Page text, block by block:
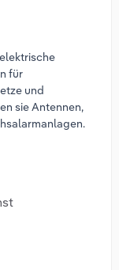
für
und
sie Antennen,